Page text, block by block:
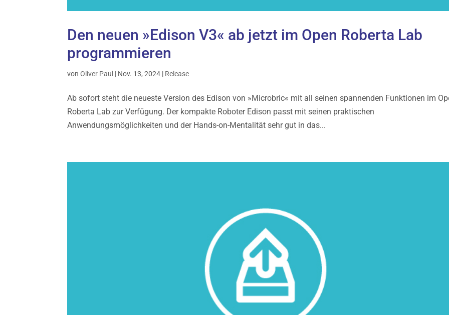
Den neuen »Edison V3« ab jetzt im Open Roberta Lab
programmieren
vonOliver Paul | Nov. 13, 2024 | Release
Ab sofort steht die neueste Version des Edison von »Microbric« mit all seinen spannenden Funktionen im
Roberta Lab zur Verfügung. Der kompakte Roboter Edison passt mit seinen praktischen
Anwendungsmöglichkeiten und der Hands-on-Mentalität sehr gut in das...